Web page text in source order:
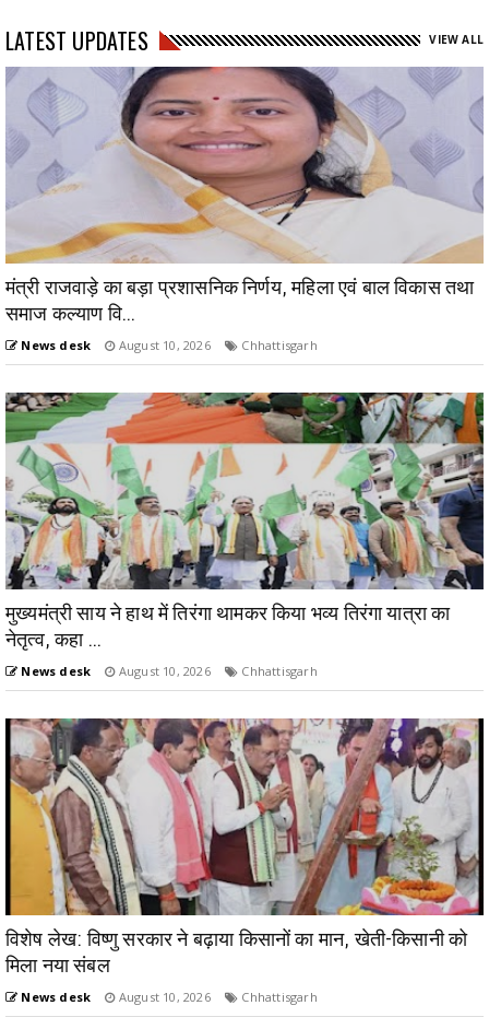
LATEST UPDATES VIEW ALL
मंत्री राजवाड़े का बड़ा प्रशासनिक निर्णय, महिला एवं बाल विकास तथा
समाज कल्याण वि...
News desk August 10, 2026 Chhattisgarh
मुख्यमंत्री साय ने हाथ में तिरंगा थामकर किया भव्य तिरंगा यात्रा का
नेतृत्व, कहा ...
News desk August 10, 2026 Chhattisgarh
विशेष लेख: विष्णु सरकार ने बढ़ाया किसानों का मान, खेती-किसानी को
मिला नया संबल
News desk August 10, 2026 Chhattisgarh